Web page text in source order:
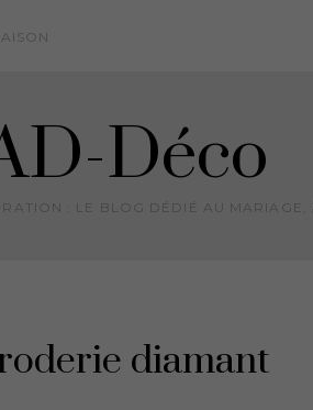
Déco
: LE BLOG DÉDIÉ AU MARIAGE,
diamant